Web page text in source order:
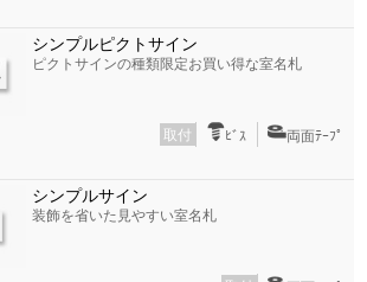
シンプルピクトサイン
ピクトサインの種類限定お買い得な室名札
取付 ﾋﾞｽ 両面ﾃｰﾌﾟ
シンプルサイン
装飾を省いた見やすい室名札